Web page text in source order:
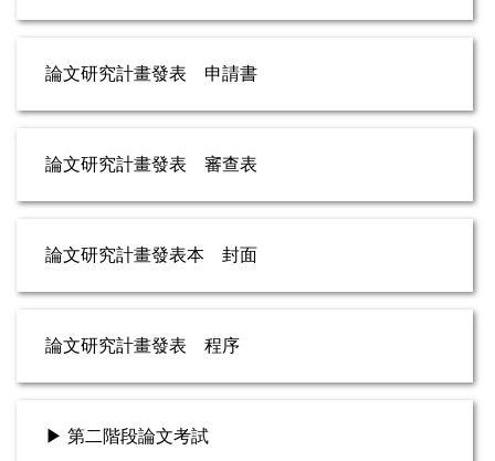
論文研究計畫發表 申請書
論文研究計畫發表 審查表
論文研究計畫發表本 封面
論文研究計畫發表 程序
▶ 第二階段論文考試